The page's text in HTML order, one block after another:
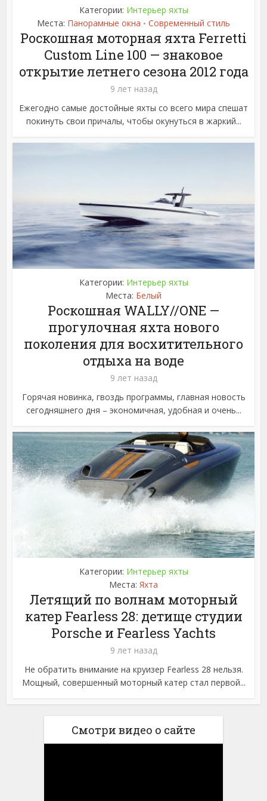
Категории: Интерьер яхты
Места: Панорамные окна • Современный стиль
Роскошная моторная яхта Ferretti
Custom Line 100 — знаковое
открытие летнего сезона 2012 года
9 лет назад
Ежегодно самые достойные яхты со всего мира спешат
покинуть свои причалы, чтобы окунуться в жаркий...
Категории: Интерьер яхты
Места: Белый
Роскошная WALLY//ONE —
прогулочная яхта нового
поколения для восхитительного
отдыха на воде
9 лет назад
Горячая новинка, гвоздь программы, главная новость
сегодняшнего дня – экономичная, удобная и очень...
Категории: Интерьер яхты
Места: Яхта
Летящий по волнам моторный
катер Fearless 28: детище студии
Porsche и Fearless Yachts
9 лет назад
Не обратить внимание на круизер Fearless 28 нельзя.
Мощный, совершенный моторный катер стал первой...
Смотри видео о сайте